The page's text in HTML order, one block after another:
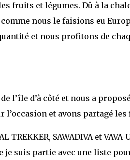
fruits et légumes. Dû à la
nous le faisions eu
et nous profitons de
l’île d’à côté et nous a
l’occasion et avons partagé
SAWADIVA et
je suis partie avec une liste